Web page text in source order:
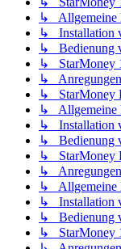
↳ Allgemeine
↳ Installation
↳ Bedienung
↳ StarMoney
↳ Anregungen
↳ StarMoney
↳ Allgemeine
↳ Installation
↳ Bedienung
↳ StarMoney
↳ Anregungen
↳ Allgemeine
↳ Installation
↳ Bedienung
↳ StarMoney